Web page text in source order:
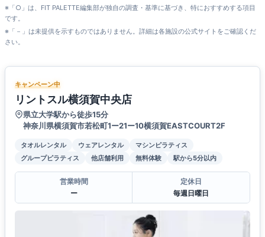
※「○」は、FIT PALETTE編集部が独自の調査・基準に基づき、特におすすめする項目
です。
※「－」は未提供を示すものではありません。詳細は各施設の公式サイトをご確認くだ
さい。
キャンペーン中
リントスル横須賀中央店
県立大学駅から徒歩15分
神奈川県横須賀市若松町1ー21ー10横須賀EASTCOURT2F
タオルレンタル ウェアレンタル
マシンピラティス
グループピラティス
他店舗利用 無料体験 駅から5分以内
営業時間
ー
定休日
毎週日曜日